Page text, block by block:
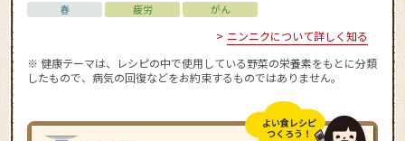
春 疲労 がん
ニンニクについて詳しく知る
※ 健康テーマは、レシピの中で使用している野菜の栄養素をもとに分類
したもので、病気の回復などをお約束するものではありません。
よい食レシピ
つくろう！